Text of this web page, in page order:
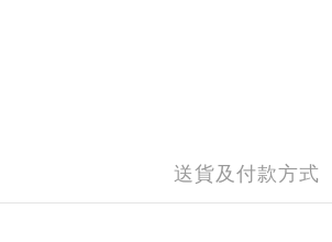
送貨及付款方式